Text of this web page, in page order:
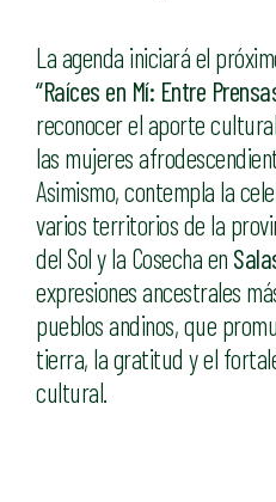
La agenda iniciará el
“Raíces en Mí: Entre
reconocer el aporte
las mujeres
Asimismo, contempla la
varios territorios de la
del Sol y la Cosecha en
expresiones ancestrales
pueblos andinos, que
tierra, la gratitud y el
cultural.